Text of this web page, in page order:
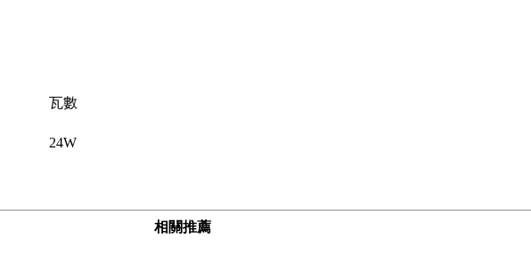
瓦數
24W
相關推薦